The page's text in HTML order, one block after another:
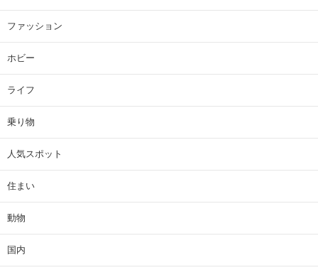
ファッション
ホビー
ライフ
乗り物
人気スポット
住まい
動物
国内